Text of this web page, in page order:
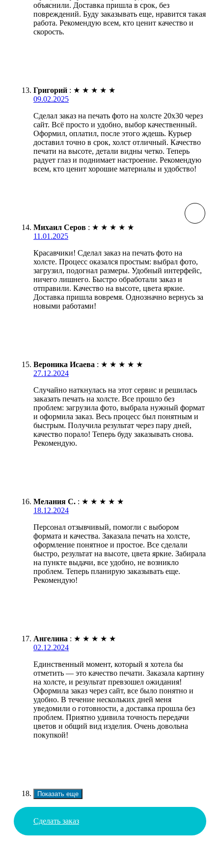
объяснили. Доставка пришла в срок, без
повреждений. Буду заказывать еще, нравится такая
работа. Рекомендую всем, кто ценит качество и
скорость.
Григорий : ★ ★ ★ ★ ★
09.02.2025
Сделал заказ на печать фото на холсте 20х30 через
сайт. Всё просто и удобно, выбор качественный.
Оформил, оплатил, после этого ждешь. Курьер
доставил точно в срок, холст отличный. Качество
печати на высоте, детали видны четко. Теперь
радует глаз и поднимает настроение. Рекомендую
всем, кто ценит хорошие материалы и удобство!
Михаил Серов : ★ ★ ★ ★ ★
11.01.2025
Красавчики! Сделал заказ на печать фото на
холсте. Процесс оказался простым: выбрал фото,
загрузил, подогнал размеры. Удобный интерфейс,
ничего лишнего. Быстро обработали заказ и
отправили. Качество на высоте, цвета яркие.
Доставка пришла вовремя. Однозначно вернусь за
новыми работами!
Вероника Исаева : ★ ★ ★ ★ ★
27.12.2024
Случайно наткнулась на этот сервис и решилась
заказать печать на холсте. Все прошло без
проблем: загрузила фото, выбрала нужный формат
и оформила заказ. Весь процесс был понятным и
быстрым. Получила результат через пару дней,
качество порало! Теперь буду заказывать снова.
Рекомендую.
Мелания С. : ★ ★ ★ ★ ★
18.12.2024
Персонал отзывчивый, помогли с выбором
формата и качества. Заказала печать на холсте,
оформление понятное и простое. Все сделали
быстро, результат на высоте, цвета яркие. Забирала
на пункте выдачи, все удобно, не возникло
проблем. Теперь планирую заказывать еще.
Рекомендую!
Ангелина : ★ ★ ★ ★ ★
02.12.2024
Единственный момент, который я хотела бы
отметить — это качество печати. Заказала картину
на холсте, и результат превзошел ожидания!
Оформила заказ через сайт, все было понятно и
удобно. В течение нескольких дней меня
уведомили о готовности, а доставка прошла без
проблем. Приятно удивила точность передачи
цветов и общий вид изделия. Очень довольна
покупкой!
Показать еще
Сделать заказ